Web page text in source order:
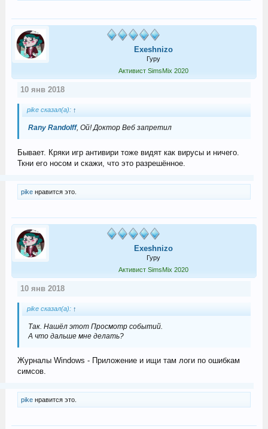
Exeshnizo
Гуру
Активист SimsMix 2020
10 янв 2018
pike сказал(а): ↑
Rany Randolff, Ой! Доктор Веб запретил
Бывает. Кряки игр антивири тоже видят как вирусы и ничего.
Ткни его носом и скажи, что это разрешённое.
pikeнравится это.
Exeshnizo
Гуру
Активист SimsMix 2020
10 янв 2018
pike сказал(а): ↑
Так. Нашёл этот Просмотр событий.
А что дальше мне делать?
Журналы Windows - Приложение и ищи там логи по ошибкам
симсов.
pikeнравится это.